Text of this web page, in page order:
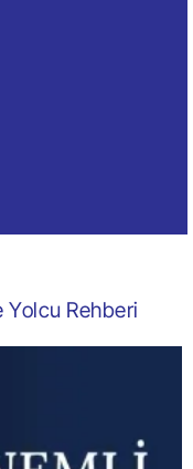
Yolcu Rehberi